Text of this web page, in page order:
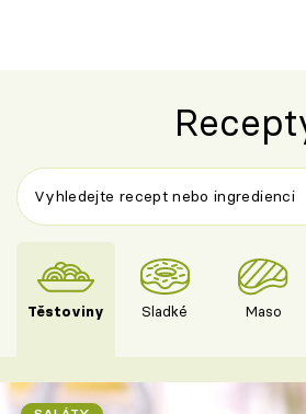
Těstoviny Sladké Maso